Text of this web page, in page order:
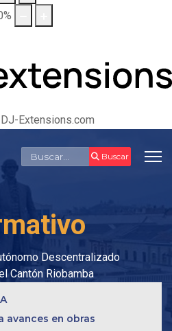
%
Extensions.com
Buscar Buscar
Descentralizado
Cantón Riobamba
avances en obras